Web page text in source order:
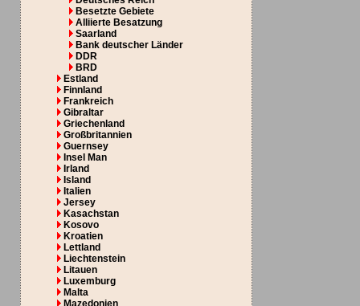
Besetzte Gebiete
Alliierte Besatzung
Saarland
Bank deutscher Länder
DDR
BRD
Estland
Finnland
Frankreich
Gibraltar
Griechenland
Großbritannien
Guernsey
Insel Man
Irland
Island
Italien
Jersey
Kasachstan
Kosovo
Kroatien
Lettland
Liechtenstein
Litauen
Luxemburg
Malta